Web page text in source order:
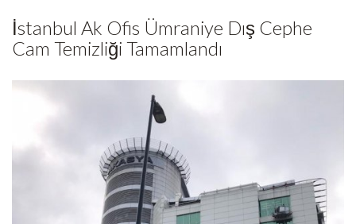
İstanbul Ak Ofis Ümraniye Dış Cephe
Cam Temizliği Tamamlandı